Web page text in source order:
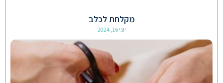
מקלחת לכלב
יוני 16, 2024